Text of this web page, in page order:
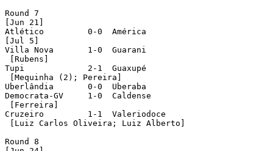
Round 7
[Jun 21]
Atlético	 0-0  América
[Jul 5]
Villa Nova	 1-0  Guarani
[Rubens]
Tupi 	 	 2-1  Guaxupé
[Mequinha (2); Pereira]
Uberlândia	 0-0  Uberaba
Democrata-GV	 1-0  Caldense
[Ferreira]
Cruzeiro	 1-1  Valeriodoce
[Luiz Carlos Oliveira; Luiz Alberto]
Round 8